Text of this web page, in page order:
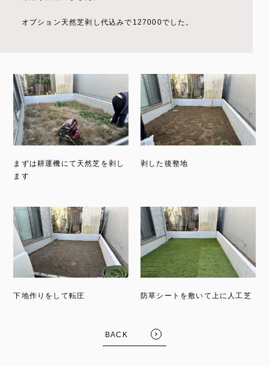
FOLLOW US:
オプション天然芝剥し代込みで127000でした。
まずは耕運機にて天然芝を剥し
ます
剥した後整地
下地作りをして転圧 防草シートを敷いて上に人工芝
BACK